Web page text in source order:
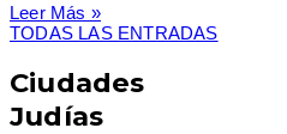
Leer Más »
TODAS LAS ENTRADAS
Ciudades
Judías